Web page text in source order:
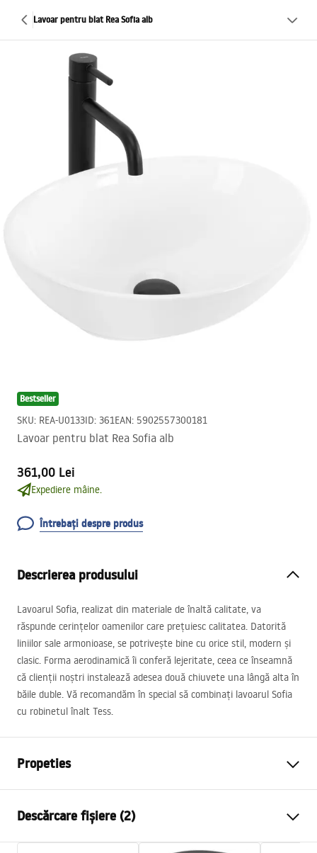
Lavoar pentru blat Rea Sofia alb
Bestseller
SKU: REA-U0133ID: 361EAN: 5902557300181
Lavoar pentru blat Rea Sofia alb
361,00 Lei
Expediere mâine.
Întrebați despre produs
Descrierea produsului
Lavoarul Sofia, realizat din materiale de înaltă calitate, va
răspunde cerințelor oamenilor care prețuiesc calitatea. Datorită
liniilor sale armonioase, se potrivește bine cu orice stil, modern și
clasic. Forma aerodinamică îi conferă lejeritate, ceea ce înseamnă
că clienții noștri instalează adesea două chiuvete una lângă alta în
băile duble. Vă recomandăm în special să combinați lavoarul Sofia
cu robinetul înalt Tess.
Propeties
Material
Culoare
Alb
Descărcare fișiere (2)